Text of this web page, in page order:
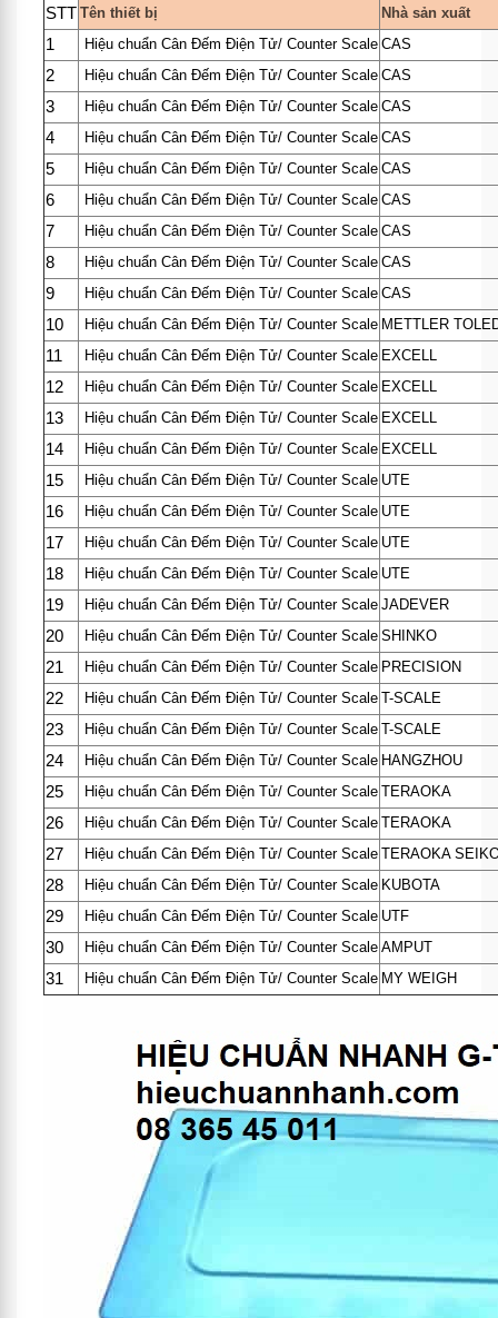
STT Tên thiết bị Nhà sản xuất
1 Hiệu chuẩn Cân Đếm Điện Tử/ Counter Scale CAS
2 Hiệu chuẩn Cân Đếm Điện Tử/ Counter Scale CAS
3 Hiệu chuẩn Cân Đếm Điện Tử/ Counter Scale CAS
4 Hiệu chuẩn Cân Đếm Điện Tử/ Counter Scale CAS
5 Hiệu chuẩn Cân Đếm Điện Tử/ Counter Scale CAS
6 Hiệu chuẩn Cân Đếm Điện Tử/ Counter Scale CAS
7 Hiệu chuẩn Cân Đếm Điện Tử/ Counter Scale CAS
8 Hiệu chuẩn Cân Đếm Điện Tử/ Counter Scale CAS
9 Hiệu chuẩn Cân Đếm Điện Tử/ Counter Scale CAS
10 Hiệu chuẩn Cân Đếm Điện Tử/ Counter Scale METTLER
11 Hiệu chuẩn Cân Đếm Điện Tử/ Counter Scale EXCELL
12 Hiệu chuẩn Cân Đếm Điện Tử/ Counter Scale EXCELL
13 Hiệu chuẩn Cân Đếm Điện Tử/ Counter Scale EXCELL
14 Hiệu chuẩn Cân Đếm Điện Tử/ Counter Scale EXCELL
15 Hiệu chuẩn Cân Đếm Điện Tử/ Counter Scale UTE
16 Hiệu chuẩn Cân Đếm Điện Tử/ Counter Scale UTE
17 Hiệu chuẩn Cân Đếm Điện Tử/ Counter Scale UTE
18 Hiệu chuẩn Cân Đếm Điện Tử/ Counter Scale UTE
19 Hiệu chuẩn Cân Đếm Điện Tử/ Counter Scale JADEVER
20 Hiệu chuẩn Cân Đếm Điện Tử/ Counter Scale SHINKO
21 Hiệu chuẩn Cân Đếm Điện Tử/ Counter Scale PRECISION
22 Hiệu chuẩn Cân Đếm Điện Tử/ Counter Scale T-SCALE
23 Hiệu chuẩn Cân Đếm Điện Tử/ Counter Scale T-SCALE
24 Hiệu chuẩn Cân Đếm Điện Tử/ Counter Scale HANGZHOU
25 Hiệu chuẩn Cân Đếm Điện Tử/ Counter Scale TERAOKA
26 Hiệu chuẩn Cân Đếm Điện Tử/ Counter Scale TERAOKA
27 Hiệu chuẩn Cân Đếm Điện Tử/ Counter Scale TERAOKA
28 Hiệu chuẩn Cân Đếm Điện Tử/ Counter Scale KUBOTA
29 Hiệu chuẩn Cân Đếm Điện Tử/ Counter Scale UTF
30 Hiệu chuẩn Cân Đếm Điện Tử/ Counter Scale AMPUT
31 Hiệu chuẩn Cân Đếm Điện Tử/ Counter Scale MY WEIGH